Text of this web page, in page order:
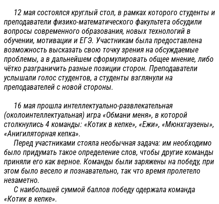
12 мая состоялся круглый стол, в рамках которого студенты и
преподаватели физико-математического факультета обсудили
вопросы современного образования, новых технологий в
обучении, мотивации и ЕГЭ. Участникам была предоставлена
возможность высказать свою точку зрения на обсуждаемые
проблемы, а в дальнейшем сформулировать общее мнение, либо
чётко разграничить разные позиции сторон. Преподаватели
услышали голос студентов, а студенты взглянули на
преподавателей с новой стороны.
16 мая прошла интеллектуально-развлекательная
(околоинтеллектуальная) игра «Обмани меня», в которой
столкнулись 4 команды: «Котик в кепке», «Ежи», «Мюнхгаузены»,
«Анигиляторная кепка».
Перед участниками стояла необычная задача: им необходимо
было придумать такое определение слов, чтобы другие команды
приняли его как верное. Команды были заряжены на победу, при
этом было весело и познавательно, так что время пролетело
незаметно.
С наибольшей суммой баллов победу одержала команда
«Котик в кепке».